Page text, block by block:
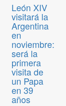
León XIV
visitará la
Argentina
en
noviembre:
será la
primera
visita de
un Papa
en 39
años